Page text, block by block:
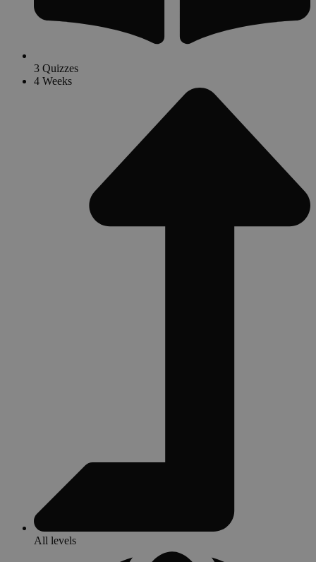
3 Quizzes
4 Weeks
All levels